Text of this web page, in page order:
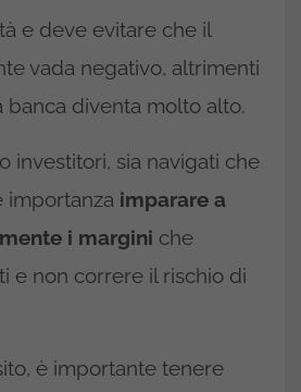
e deve evitare che il
vada negativo, altrimenti
banca diventa molto alto.
investitori, sia navigati che
importanza imparare a
i margini che
e non correre il rischio di
è importante tenere